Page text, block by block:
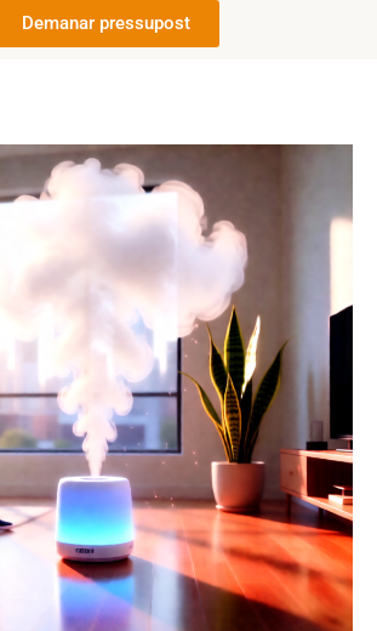
Demanar pressupost